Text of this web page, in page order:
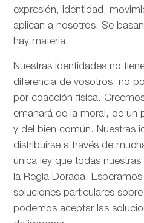
expresión, identidad,
aplican a nosotros. Se
hay materia.
Nuestras identidades no
diferencia de vosotros, no
por coacción física.
emanará de la moral, de un
y del bien común. Nuestras
distribuirse a través de
única ley que todas
la Regla Dorada.
soluciones particulares
podemos aceptar las